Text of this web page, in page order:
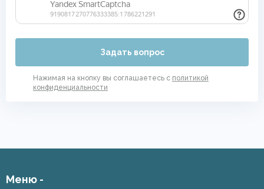
Задать вопрос
Нажимая на кнопку вы соглашаетесь с политикой
конфиденциальности
Меню -